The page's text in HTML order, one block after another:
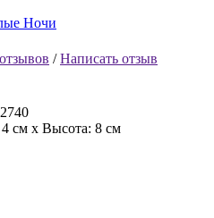
/ Написать отзыв
см x Высота: 8 см